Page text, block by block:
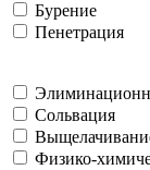
Бурение
Пенетрация
Сольвация
Физико-